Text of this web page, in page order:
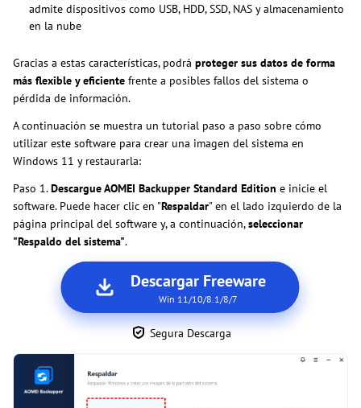
admite dispositivos como USB, HDD, SSD, NAS y almacenamiento
en la nube
Gracias a estas características, podrá proteger sus datos de forma
más flexible y eficiente frente a posibles fallos del sistema o
pérdida de información.
A continuación se muestra un tutorial paso a paso sobre cómo
utilizar este software para crear una imagen del sistema en
Windows 11 y restaurarla:
Paso 1.Descargue AOMEI Backupper Standard Edition e inicie el
software. Puede hacer clic en "Respaldar" en el lado izquierdo de la
página principal del software y, a continuación,seleccionar
"Respaldo del sistema".
Descargar Freeware
Win 11/10/8.1/8/7
Segura Descarga